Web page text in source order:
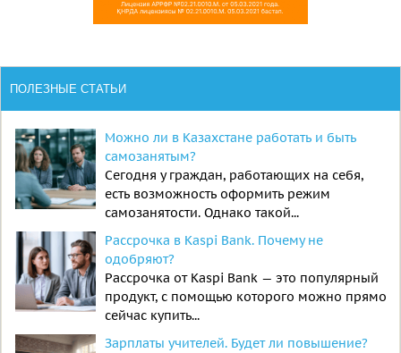
ПОЛЕЗНЫЕ СТАТЬИ
Можно ли в Казахстане работать и быть
самозанятым?
Сегодня у граждан, работающих на себя,
есть возможность оформить режим
самозанятости. Однако такой...
Рассрочка в Kaspi Bank. Почему не
одобряют?
Рассрочка от Kaspi Bank — это популярный
продукт, с помощью которого можно прямо
сейчас купить...
Зарплаты учителей. Будет ли повышение?